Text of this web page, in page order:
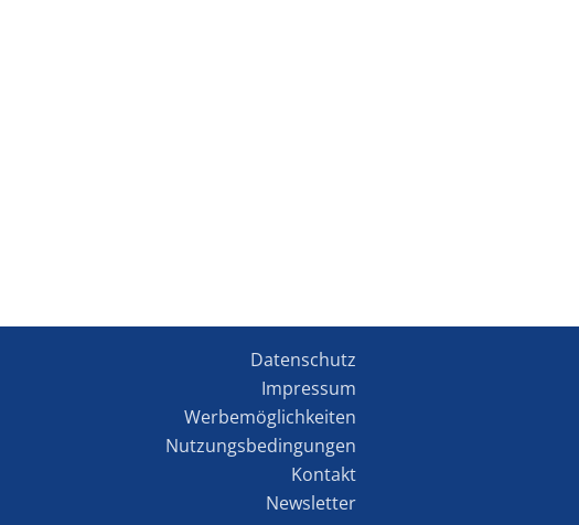
Datenschutz
Impressum
Werbemöglichkeiten
Nutzungsbedingungen
Kontakt
Newsletter